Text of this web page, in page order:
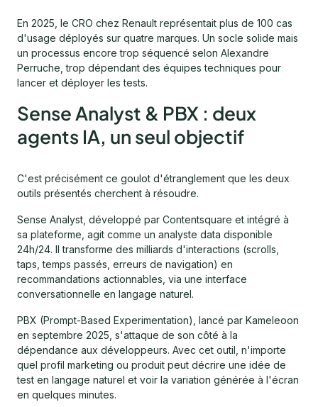
En 2025, le CRO chez Renault représentait plus de 100 cas
d'usage déployés sur quatre marques. Un socle solide mais
un processus encore trop séquencé selon Alexandre
Perruche, trop dépendant des équipes techniques pour
lancer et déployer les tests.
Sense Analyst & PBX : deux
agents IA, un seul objectif
C'est précisément ce goulot d'étranglement que les deux
outils présentés cherchent à résoudre.
Sense Analyst, développé par Contentsquare et intégré à
sa plateforme, agit comme un analyste data disponible
24h/24. Il transforme des milliards d'interactions (scrolls,
taps, temps passés, erreurs de navigation) en
recommandations actionnables, via une interface
conversationnelle en langage naturel.
PBX (Prompt-Based Experimentation), lancé par Kameleoon
en septembre 2025, s'attaque de son côté à la
dépendance aux développeurs. Avec cet outil, n'importe
quel profil marketing ou produit peut décrire une idée de
test en langage naturel et voir la variation générée à l'écran
en quelques minutes.